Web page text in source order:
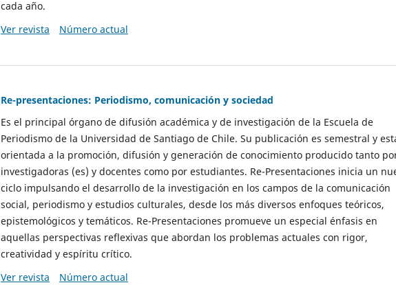
cada año.
Ver revista
Número actual
Re-presentaciones: Periodismo, comunicación y sociedad
Es el principal órgano de difusión académica y de investigación de la Escuela de
Periodismo de la Universidad de Santiago de Chile. Su publicación es semestral y
orientada a la promoción, difusión y generación de conocimiento producido tanto
investigadoras (es) y docentes como por estudiantes. Re-Presentaciones inicia un
ciclo impulsando el desarrollo de la investigación en los campos de la comunicación
social, periodismo y estudios culturales, desde los más diversos enfoques teóricos,
epistemológicos y temáticos. Re-Presentaciones promueve un especial énfasis en
aquellas perspectivas reflexivas que abordan los problemas actuales con rigor,
creatividad y espíritu crítico.
Ver revista
Número actual